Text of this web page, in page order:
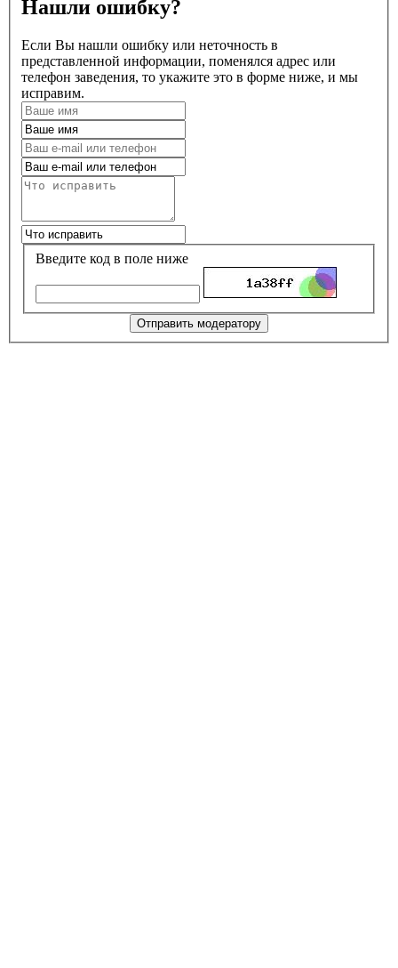
Нашли ошибку?
Если Вы нашли ошибку или неточность в
представленной информации, поменялся адрес или
телефон заведения, то укажите это в форме ниже, и мы
исправим.
Введите код в поле ниже
Отправить модератору